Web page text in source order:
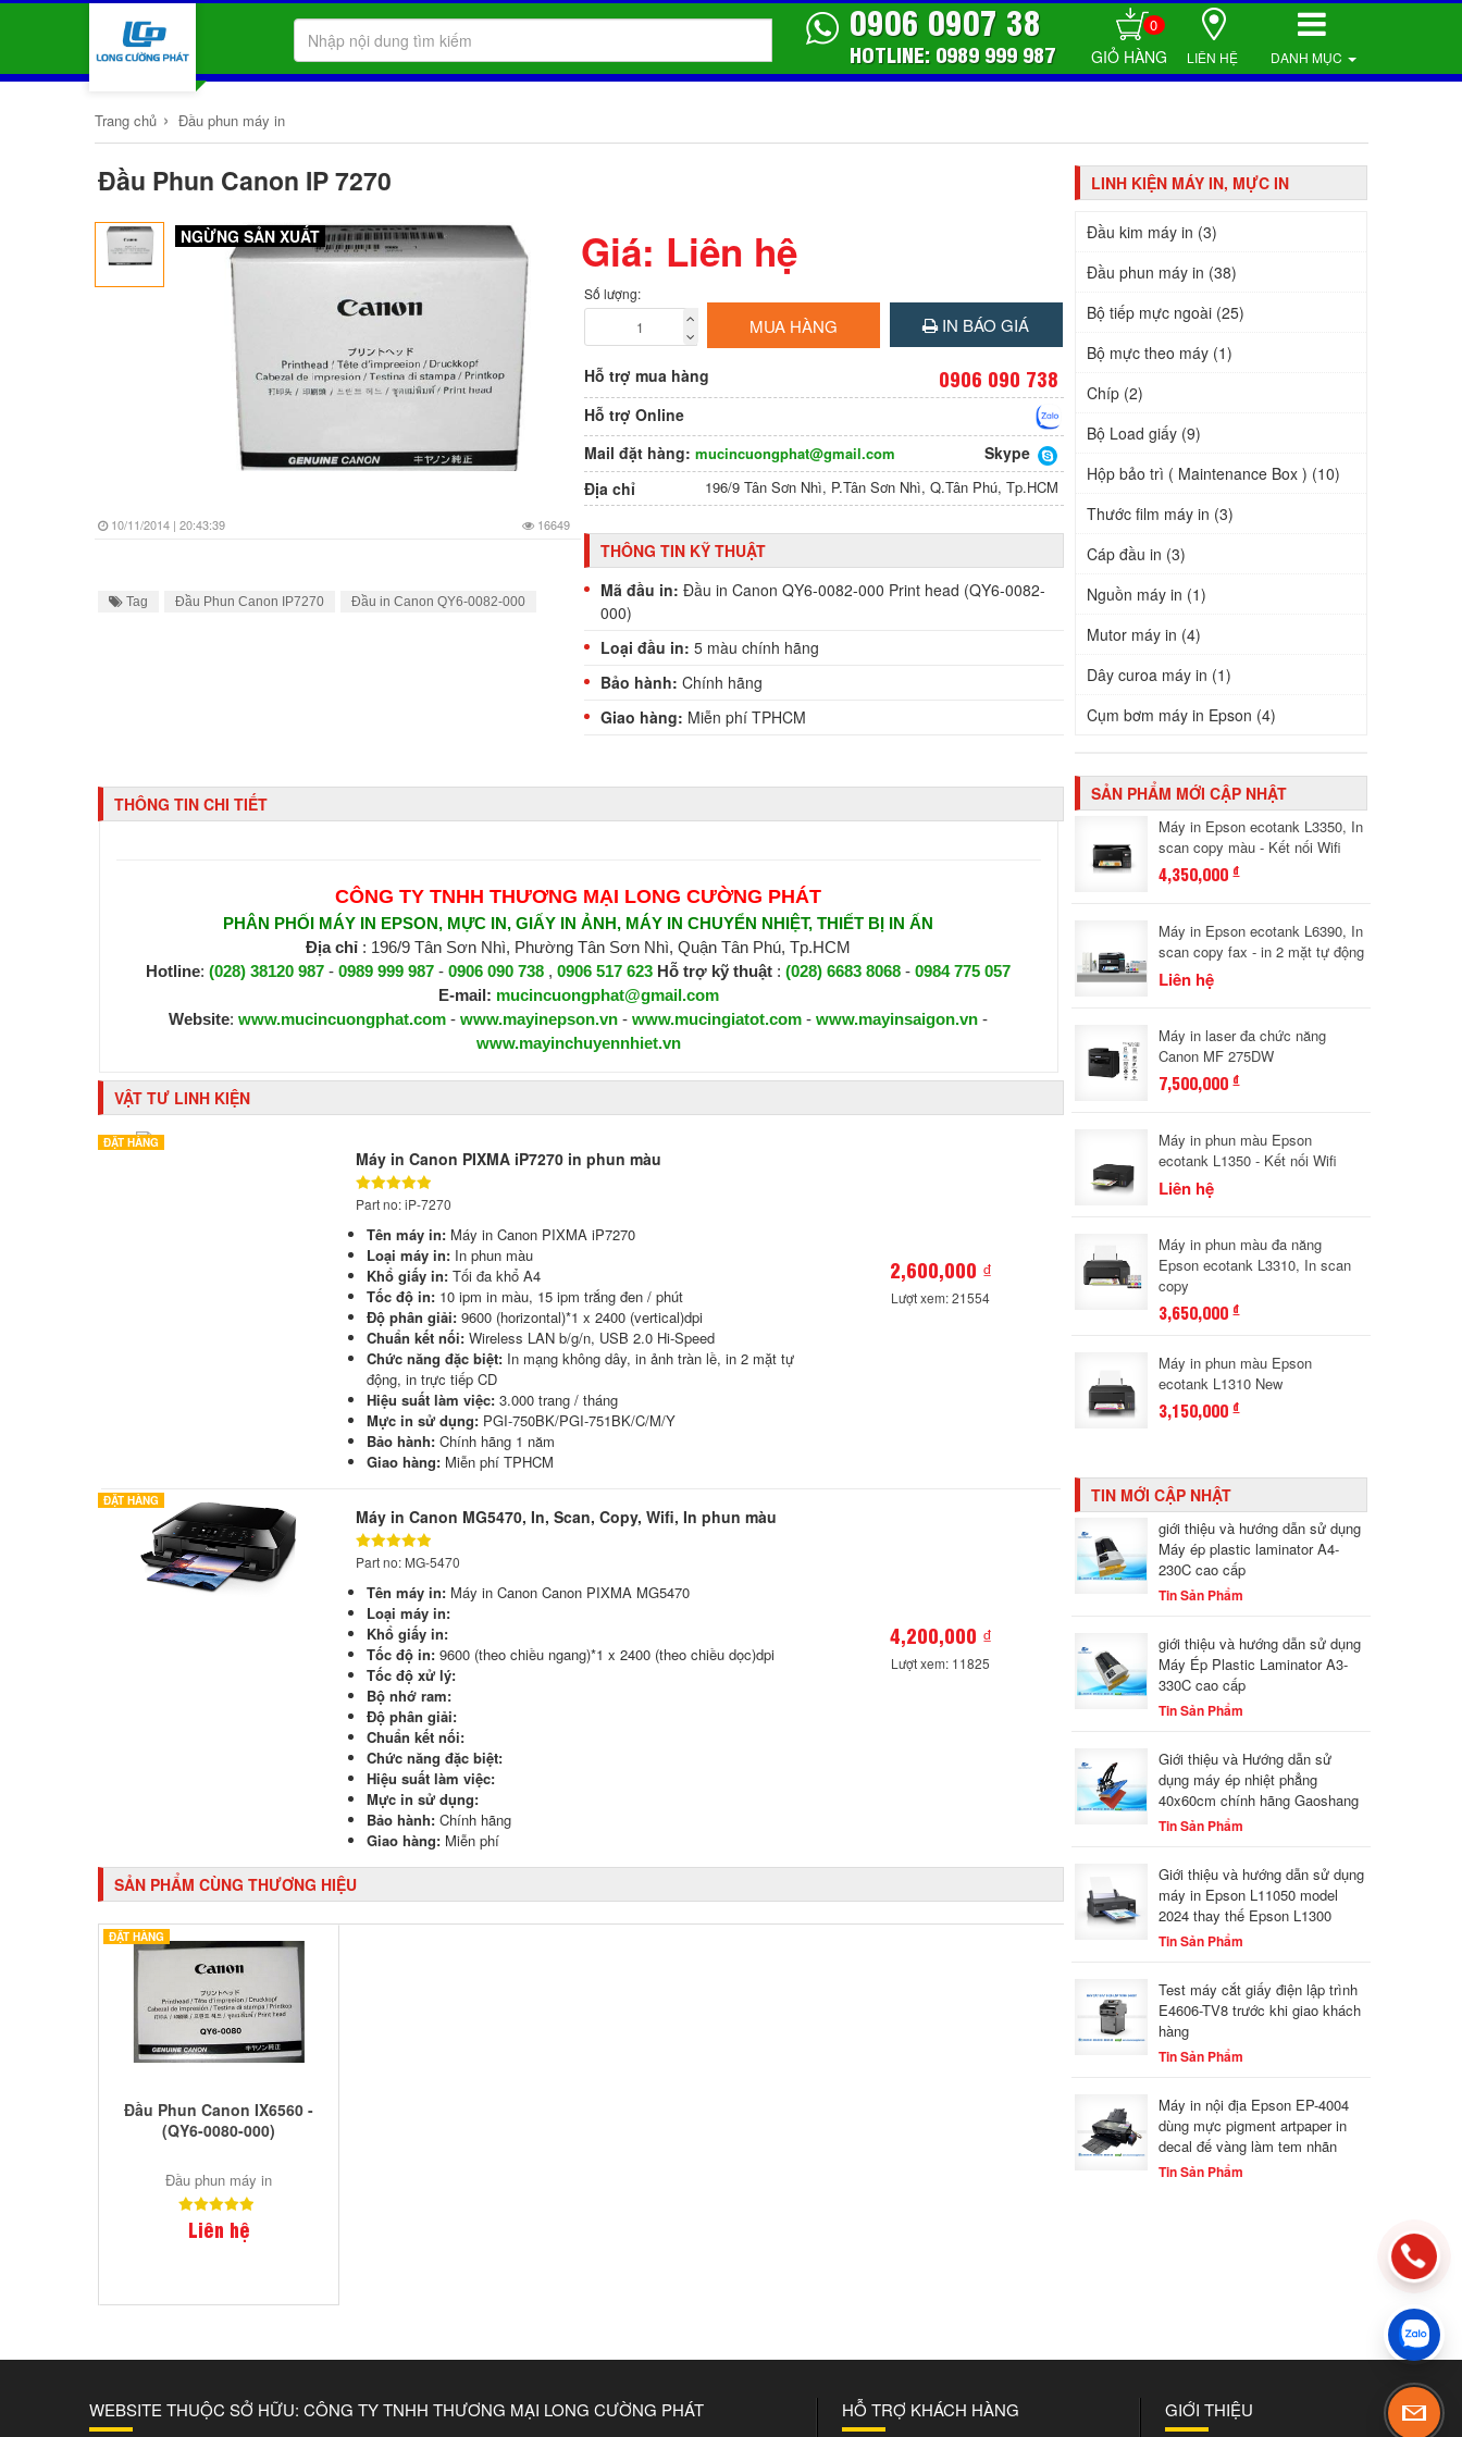
0
DANH MỤC
0906 0907 38
HOTLINE: 0989 999 987 LIÊN HỆ
Trang chủ › Đầu phun máy in
Đầu Phun Canon IP 7270
NGỪNG SẢN XUẤT
10/11/2014 | 20:43:39 16649
Tag Đầu Phun Canon IP7270 Đầu in Canon QY6-0082-000
Giá: Liên hệ
Số lượng:
MUA HÀNG IN BÁO GIÁ
Hỗ trợ mua hàng 0906 090 738
Hỗ trợ Online
Mail đặt hàng: mucincuongphat@gmail.com
Skype
Địa chỉ
196/9 Tân Sơn Nhì, P.Tân Sơn Nhì, Q.Tân Phú, Tp.HCM
THÔNG TIN KỸ THUẬT
Mã đầu in: Đầu in Canon QY6-0082-000 Print head (QY6-0082-
000)
Loại đầu in: 5 màu chính hãng
Bảo hành: Chính hãng
Giao hàng: Miễn phí TPHCM
THÔNG TIN CHI TIẾT
CÔNG TY TNHH THƯƠNG MẠI LONG CƯỜNG PHÁT
PHÂN PHỐI MÁY IN EPSON, MỰC IN, GIẤY IN ẢNH, MÁY IN CHUYỂN NHIỆT, THIẾT BỊ IN ẤN
Địa chỉ : 196/9 Tân Sơn Nhì, Phường Tân Sơn Nhì, Quận Tân Phú, Tp.HCM
Hotline:(028) 38120 987-0989 999 987-0906 090 738 ,0906 517 623 Hỗ trợ kỹ thuật :(028) 6683 8068 -0984 775 057
E-mail: mucincuongphat@gmail.com
Website:www.mucincuongphat.com -www.mayinepson.vn -www.mucingiatot.com -www.mayinsaigon.vn -
www.mayinchuyennhiet.vn
VẬT TƯ LINH KIỆN
ĐẶT HÀNG
Máy in Canon PIXMA iP7270 in phun màu
Part no: iP-7270
Tên máy in: Máy in Canon PIXMA iP7270
Loại máy in:In phun màu
Khổ giấy in:Tối đa khổ A4
Tốc độ in:10 ipm in màu, 15 ipm trắng đen / phút
Độ phân giải: 9600 (horizontal)*1 x 2400 (vertical)dpi
Chuẩn kết nối: Wireless LAN b/g/n, USB 2.0 Hi-Speed
Chức năng đặc biệt:In mạng không dây, in ảnh tràn lề, in 2 mặt tự
động, in trực tiếp CD
Hiệu suất làm việc:3.000 trang / tháng
Mực in sử dụng: PGI-750BK/PGI-751BK/C/M/Y
Bảo hành:Chính hãng 1 năm
Giao hàng:Miễn phí TPHCM
2,600,000 ₫
Lượt xem: 21554
ĐẶT HÀNG
Máy in Canon MG5470, In, Scan, Copy, Wifi, In phun màu
Part no: MG-5470
Tên máy in: Máy in Canon Canon PIXMA MG5470
Loại máy in:
Khổ giấy in:
Tốc độ in: 9600 (theo chiều ngang)*1 x 2400 (theo chiều dọc)dpi
Tốc độ xử lý:
Bộ nhớ ram:
Độ phân giải:
Chuẩn kết nối:
Chức năng đặc biệt:
Hiệu suất làm việc:
Mực in sử dụng:
Bảo hành:Chính hãng
Giao hàng:Miễn phí
4,200,000 ₫
Lượt xem: 11825
SẢN PHẨM CÙNG THƯƠNG HIỆU
ĐẶT HÀNG
Đầu Phun Canon IX6560 -
(QY6-0080-000)
Đầu phun máy in
Liên hệ
LINH KIỆN MÁY IN, MỰC IN
Đầu kim máy in (3)
Đầu phun máy in (38)
Bộ tiếp mực ngoài (25)
Bộ mực theo máy (1)
Chíp (2)
Bộ Load giấy (9)
Hộp bảo trì ( Maintenance Box ) (10)
Thước film máy in (3)
Cáp đầu in (3)
Nguồn máy in (1)
Mutor máy in (4)
Dây curoa máy in (1)
Cụm bơm máy in Epson (4)
SẢN PHẨM MỚI CẬP NHẬT
Máy in Epson ecotank L3350, In
scan copy màu - Kết nối Wifi
4,350,000đ
Máy in Epson ecotank L6390, In
scan copy fax - in 2 mặt tự động
Liên hệ
Máy in laser đa chức năng
Canon MF 275DW
7,500,000đ
Máy in phun màu Epson
ecotank L1350 - Kết nối Wifi
Liên hệ
Máy in phun màu đa năng
Epson ecotank L3310, In scan
copy
3,650,000đ
Máy in phun màu Epson
ecotank L1310 New
3,150,000đ
TIN MỚI CẬP NHẬT
giới thiệu và hướng dẫn sử dụng
Máy ép plastic laminator A4-
230C cao cấp
Tin Sản Phẩm
giới thiệu và hướng dẫn sử dụng
Máy Ép Plastic Laminator A3-
330C cao cấp
Tin Sản Phẩm
Giới thiệu và Hướng dẫn sử
dụng máy ép nhiệt phẳng
40x60cm chính hãng Gaoshang
Tin Sản Phẩm
Giới thiệu và hướng dẫn sử dụng
máy in Epson L11050 model
2024 thay thế Epson L1300
Tin Sản Phẩm
Test máy cắt giấy điện lập trình
E4606-TV8 trước khi giao khách
hàng
Tin Sản Phẩm
Máy in nội địa Epson EP-4004
dùng mực pigment artpaper in
decal đế vàng làm tem nhãn
Tin Sản Phẩm
WEBSITE THUỘC SỞ HỮU: CÔNG TY TNHH THƯƠNG MẠI LONG CƯỜNG PHÁT HỖ TRỢ KHÁCH HÀNG GIỚI THIỆU